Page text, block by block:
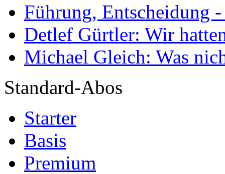
Führung, Entscheidung
Detlef Gürtler: Wir
Michael Gleich: Was
Standard-Abos
Starter
Basis
Premium